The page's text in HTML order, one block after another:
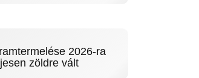
2026-ra
zöldre vált